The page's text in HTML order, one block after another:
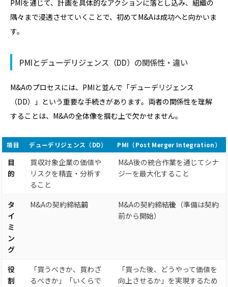
PMIを通じて、計画を具体的なアクションに落とし込み、組織の
隅々まで浸透させていくことで、初めてM&Aは成功へと向かいま
す。
PMIとデューデリジェンス（DD）の関係性・違い
M&Aのプロセスには、PMIと並んで「デューデリジェンス
（DD）」という重要な手続きがあります。両者の関係性を理解
することは、M&Aの全体像を掴む上で欠かせません。
項目 デューデリジェンス（DD） PMI（Post Merger Integration）
目
的
買収対象企業の価値や
リスクを精査・分析す
ること
M&A後の統合作業を通じてシナ
ジーを最大化すること
タ
イ
ミ
ン
グ
M&Aの契約締結前 M&Aの契約締結後 （準備は契約
前から開始）
役
割
「買うべきか、買わざ
るべきか」「いくらで
「買った後、どうやって価値を
向上させるか」を実現するため